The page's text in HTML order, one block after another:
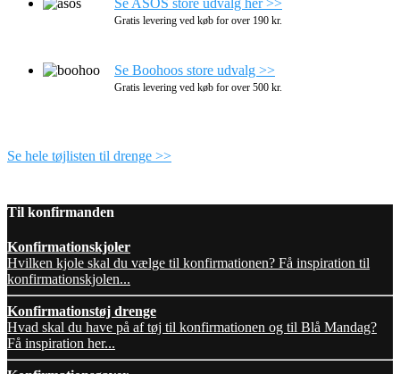
Se ASOS store udvalg her >>
Gratis levering ved køb for over 190 kr.
Se Boohoos store udvalg >>
Gratis levering ved køb for over 500 kr.
Se hele tøjlisten til drenge >>
Til konfirmanden
Konfirmationskjoler
Hvilken kjole skal du vælge til konfirmationen? Få inspiration til
konfirmationskjolen...
Konfirmationstøj drenge
Hvad skal du have på af tøj til konfirmationen og til Blå Mandag?
Få inspiration her...